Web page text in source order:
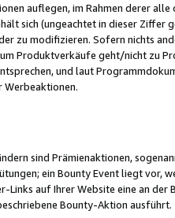
auflegen, im Rahmen derer
sich (ungeachtet in dieser
zu modifizieren. Sofern nichts
Produktverkäufe geht/nicht zu
und laut
Werbeaktionen.
sind Prämienaktionen,
ein Bounty Event liegt vor,
Links auf Ihrer Website eine an
Bounty-Aktion ausführt.